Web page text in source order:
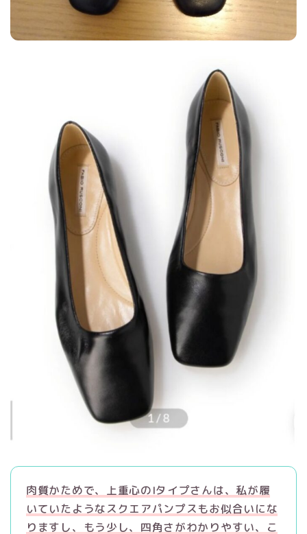
肉質かためで、上重心のIタイプさんは、私が履
いていたようなスクエアパンプスもお似合いにな
りますし、もう少し、四角さがわかりやすい、こ